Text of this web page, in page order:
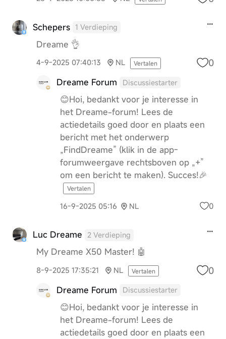
Schepers 1 Verdieping
Dreame 👌
4-9-2025 07:40:13 NL Vertalen 0
Dreame Forum Discussiestarter
😊Hoi, bedankt voor je interesse in
het Dreame-forum! Lees de
actiedetails goed door en plaats een
bericht met het onderwerp
„FindDreame” (klik in de app-
forumweergave rechtsboven op „+”
om een bericht te maken). Succes!🎉
Vertalen
16-9-2025 05:16 NL 0
Luc Dreame 2 Verdieping
My Dreame X50 Master! 🤖
8-9-2025 17:35:21 NL Vertalen 0
Dreame Forum Discussiestarter
😊Hoi, bedankt voor je interesse in
het Dreame-forum! Lees de
actiedetails goed door en plaats een